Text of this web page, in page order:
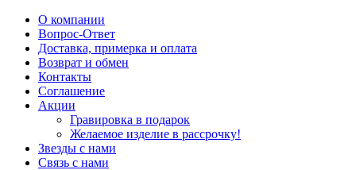
О компании
Вопрос-Ответ
Доставка, примерка и оплата
Возврат и обмен
Контакты
Соглашение
Акции
Гравировка в подарок
Желаемое изделие в рассрочку!
Звезды с нами
Связь с нами